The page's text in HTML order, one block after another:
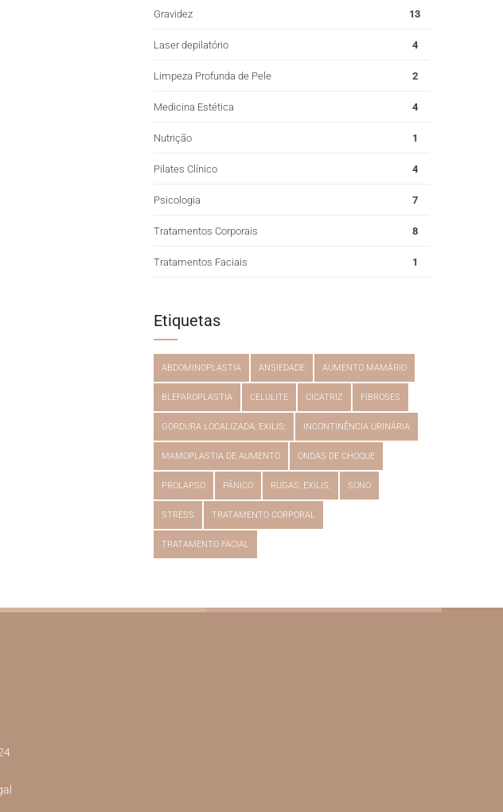
Gravidez 13
Laser depilatório 4
Limpeza Profunda de Pele 2
Medicina Estética 4
Nutrição 1
Pilates Clínico 4
Psicologia 7
Tratamentos Corporais 8
Tratamentos Faciais 1
Etiquetas
ABDOMINOPLASTIA ANSIEDADE AUMENTO MAMÁRIO
BLEFAROPLASTIA CELULITE CICATRIZ FIBROSES
GORDURA LOCALIZADA; EXILIS; INCONTINÊNCIA URINÁRIA
MAMOPLASTIA DE AUMENTO ONDAS DE CHOQUE
PROLAPSO PÂNICO RUGAS; EXILIS; SONO
STRESS TRATAMENTO CORPORAL
TRATAMENTO FACIAL